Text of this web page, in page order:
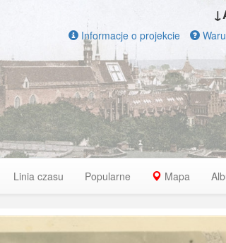
Informacje o projekcie
Linia czasu Popularne Mapa